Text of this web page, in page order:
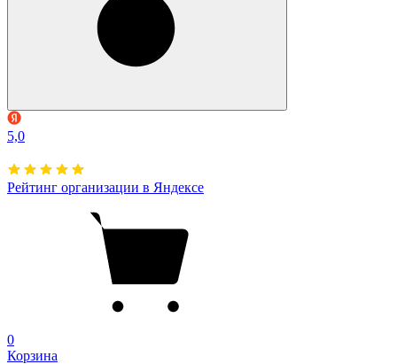
5,0
Рейтинг организации в Яндексе
0
Корзина